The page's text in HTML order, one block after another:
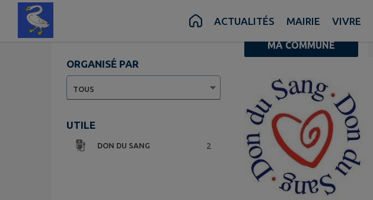
Contenu Pied de pageACTUALITÉS MAIRIE VIVRE
ORGANISÉ PAR
UTILE
DON DU SANG 2
MA COMMUNE